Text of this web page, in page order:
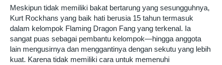
Meskipun tidak memiliki bakat bertarung yang sesungguhnya,
Kurt Rockhans yang baik hati berusia 15 tahun termasuk
dalam kelompok Flaming Dragon Fang yang terkenal. Ia
sangat puas sebagai pembantu kelompok—hingga anggota
lain mengusirnya dan menggantinya dengan sekutu yang lebih
kuat. Karena tidak memiliki cara untuk memenuhi